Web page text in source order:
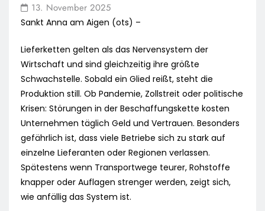
13. November 2025
Sankt Anna am Aigen (ots) –
Lieferketten gelten als das Nervensystem der
Wirtschaft und sind gleichzeitig ihre größte
Schwachstelle. Sobald ein Glied reißt, steht die
Produktion still. Ob Pandemie, Zollstreit oder politische
Krisen: Störungen in der Beschaffungskette kosten
Unternehmen täglich Geld und Vertrauen. Besonders
gefährlich ist, dass viele Betriebe sich zu stark auf
einzelne Lieferanten oder Regionen verlassen.
Spätestens wenn Transportwege teurer, Rohstoffe
knapper oder Auflagen strenger werden, zeigt sich,
wie anfällig das System ist.